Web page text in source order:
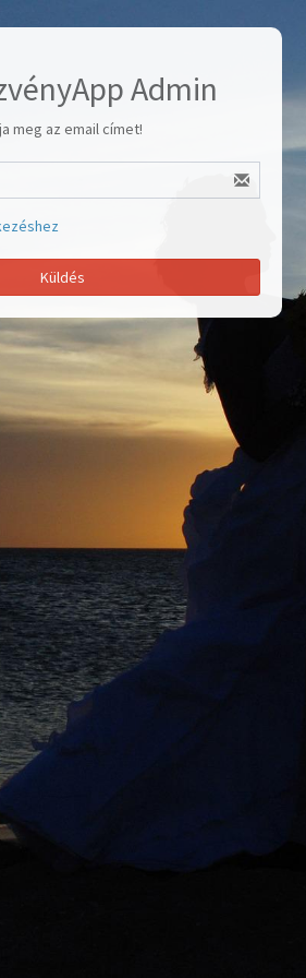
Admin
meg az email címet!
Küldés